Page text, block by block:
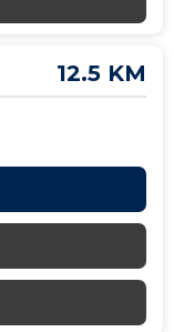
12.5 KM